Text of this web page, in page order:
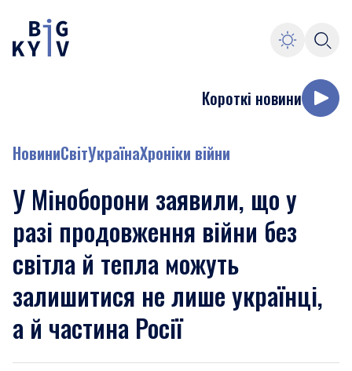
Короткі новини
НовиниСвітУкраїнаХроніки війни
У Міноборони заявили, що у
разі продовження війни без
світла й тепла можуть
залишитися не лише українці,
а й частина Росії